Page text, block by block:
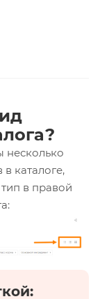
несколько
каталоге,
в правой